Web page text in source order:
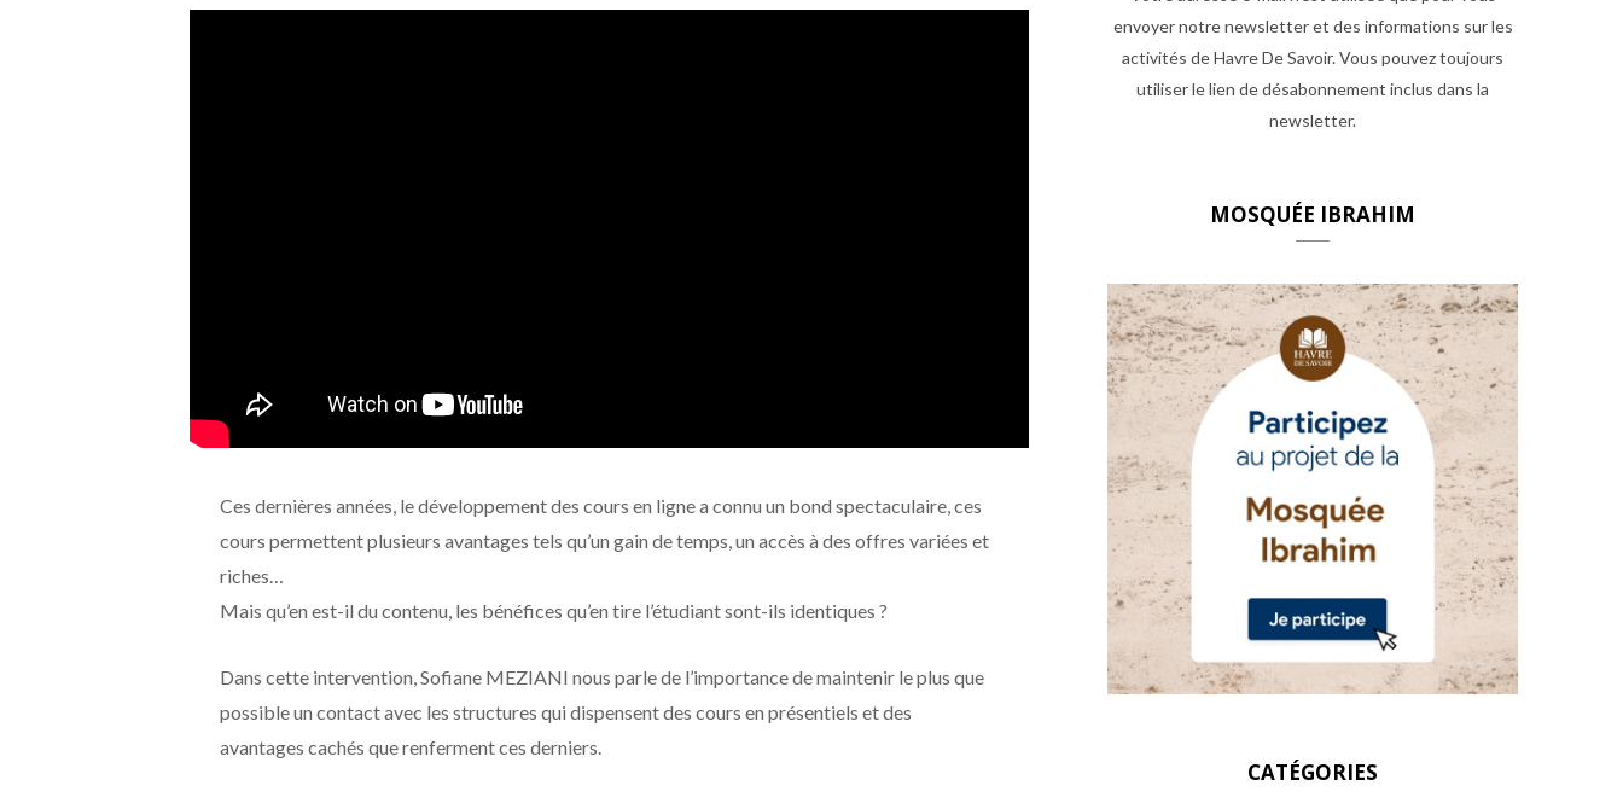
Ces dernières années, le développement des cours en ligne a connu un bond spectaculaire, ces
cours permettent plusieurs avantages tels qu’un gain de temps, un accès à des offres variées et
riches…
Mais qu’en est-il du contenu, les bénéfices qu’en tire l’étudiant sont-ils identiques ?
Dans cette intervention, Sofiane MEZIANI nous parle de l’importance de maintenir le plus que
possible un contact avec les structures qui dispensent des cours en présentiels et des
avantages cachés que renferment ces derniers.
envoyer notre newsletter et des informations sur les
activités de Havre De Savoir. Vous pouvez toujours
utiliser le lien de désabonnement inclus dans la
newsletter.
MOSQUÉE IBRAHIM
CATÉGORIES